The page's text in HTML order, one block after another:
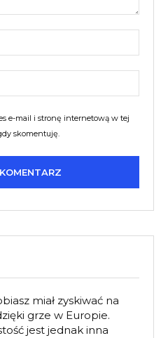
e-mail i stronę internetową w tej
skomentuję.
miał zyskiwać na
grze w Europie.
jest jednak inna